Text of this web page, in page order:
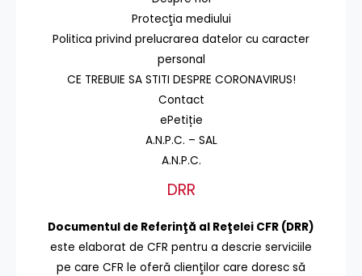
Protecţia mediului
Politica privind prelucrarea datelor cu caracter
personal
CE TREBUIE SA STITI DESPRE CORONAVIRUS!
Contact
ePetiție
A.N.P.C. – SAL
A.N.P.C.
DRR
Documentul de Referinţă al Reţelei CFR (DRR)
este elaborat de CFR pentru a descrie serviciile
pe care CFR le oferă clienţilor care doresc să